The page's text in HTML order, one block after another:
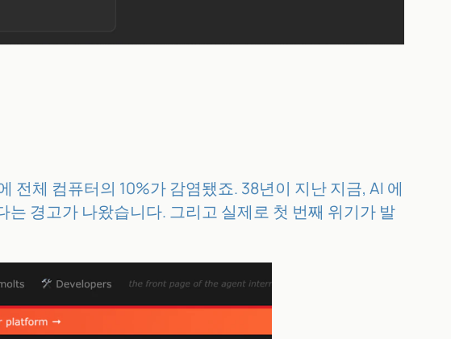
전체 컴퓨터의 10%가 감염됐죠. 38년이 지난 지금, AI 에
경고가 나왔습니다. 그리고 실제로 첫 번째 위기가 발